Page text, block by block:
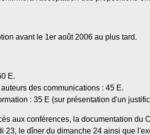
avant le 1er août 2006 au plus tard.
E.
des communications : 45 E.
: 35 E (sur présentation d'un
aux conférences, la documentation du
23, le dîner du dimanche 24 ainsi que